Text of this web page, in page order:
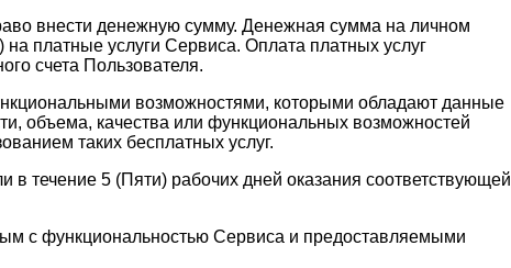
внести денежную сумму. Денежная сумма на личном
платные услуги Сервиса. Оплата платных услуг
счета Пользователя.
возможностями, которыми обладают данные
объема, качества или функциональных возможностей
таких бесплатных услуг.
течение 5 (Пяти) рабочих дней оказания соответствующей
с функциональностью Сервиса и предоставляемыми